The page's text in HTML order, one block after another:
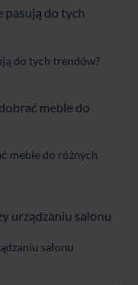
do tych trendów?
meble do różnych
salonu